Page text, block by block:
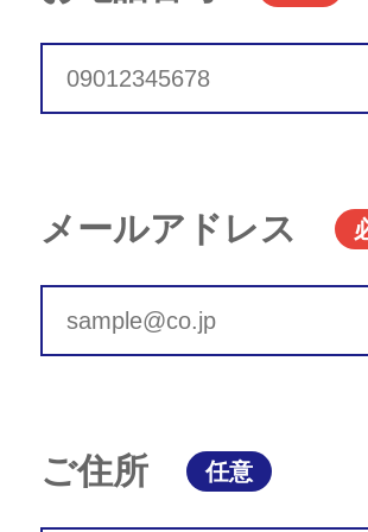
メールアドレス
ご住所 任意